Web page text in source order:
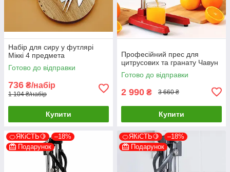
Набір для сиру у футлярі
Міккі 4 предмета
Готово до відправки
736 ₴/набір
1 104 ₴/набір
Купити
Професійний прес для
цитрусових та гранату Чавун
Готово до відправки
2 990 ₴ 3 660 ₴
Купити
🍊ЯКіСТЬ🍋
–18%
Подарунок
🍊ЯКіСТЬ🍋
–18%
Подарунок